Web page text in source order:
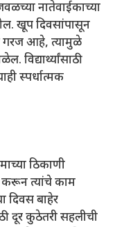
नातेवाईकाच्या
खूप दिवसांपासून
आहे, त्यामुळे
विद्यार्थ्यांसाठी
स्पर्धात्मक
ठिकाणी
करून त्यांचे काम
बाहेर
दूर कुठेतरी सहलीची